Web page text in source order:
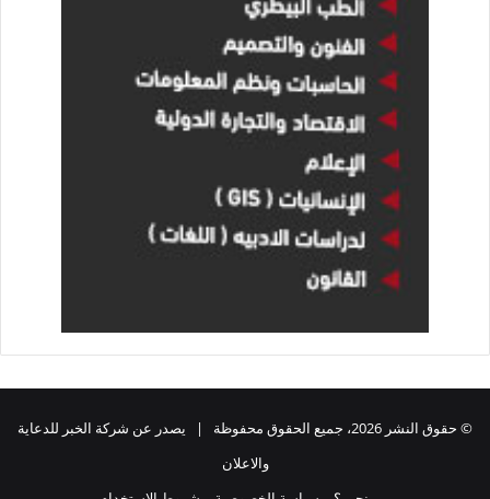
© حقوق النشر 2026، جميع الحقوق محفوظة | يصدر عن شركة الخبر للدعاية
والاعلان